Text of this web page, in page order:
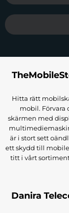
Hitta rätt
mobil. Förvara
skärmen med
är i stort sett
ett skydd till
titt i vårt
Danira